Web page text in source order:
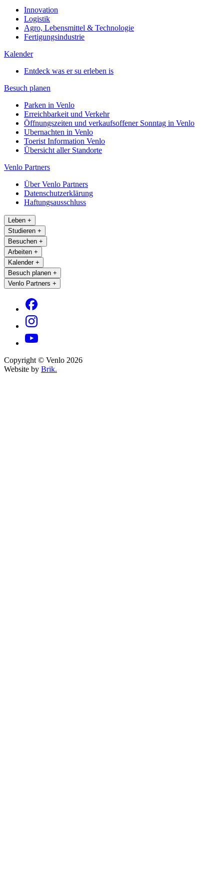
Innovation
Logistik
Agro, Lebensmittel & Technologie
Fertigungsindustrie
Kalender
Entdeck was er su erleben is
Besuch planen
Parken in Venlo
Erreichbarkeit und Verkehr
Öffnungszeiten und verkaufsoffener Sonntag in Venlo
Ubernachten in Venlo
Toerist Information Venlo
Übersicht aller Standorte
Venlo Partners
Über Venlo Partners
Datenschutzerklärung
Haftungsausschluss
Leben +
Studieren +
Besuchen +
Arbeiten +
Kalender +
Besuch planen +
Venlo Partners +
Copyright © Venlo 2026
Website by Brik.